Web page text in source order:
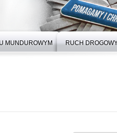
MUNDUROWYM RUCH